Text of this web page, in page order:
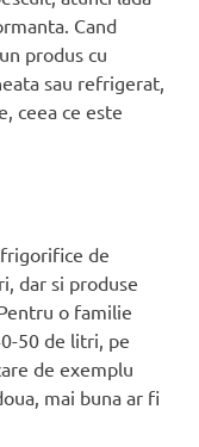
Cand
produs cu
sau refrigerat,
ceea ce este
de
dar si produse
o familie
50 de litri, pe
de exemplu
mai buna ar fi